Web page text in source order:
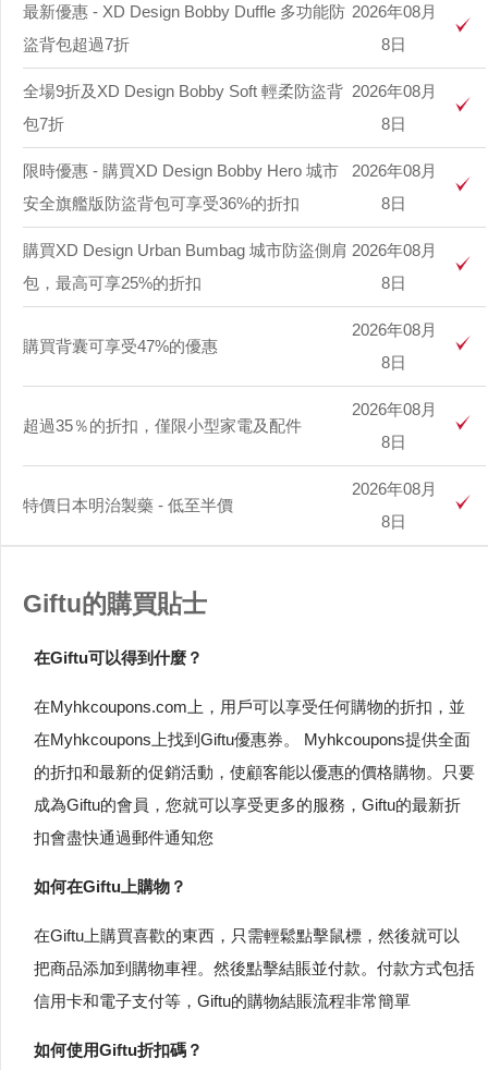
最新優惠 - XD Design Bobby Duffle 多功能防
盜背包超過7折
2026年08月
8日
全場9折及XD Design Bobby Soft 輕柔防盜背
包7折
2026年08月
8日
限時優惠 - 購買XD Design Bobby Hero 城市
安全旗艦版防盜背包可享受36%的折扣
2026年08月
8日
購買XD Design Urban Bumbag 城市防盜側肩
包，最高可享25%的折扣
2026年08月
8日
購買背囊可享受47%的優惠
2026年08月
8日
超過35％的折扣，僅限小型家電及配件
2026年08月
8日
特價日本明治製藥 - 低至半價
2026年08月
8日
Giftu的購買貼士
在Giftu可以得到什麼？
在Myhkcoupons.com上，用戶可以享受任何購物的折扣，並
在Myhkcoupons上找到Giftu優惠券。 Myhkcoupons提供全面
的折扣和最新的促銷活動，使顧客能以優惠的價格購物。只要
成為Giftu的會員，您就可以享受更多的服務，Giftu的最新折
扣會盡快通過郵件通知您
如何在Giftu上購物？
在Giftu上購買喜歡的東西，只需輕鬆點擊鼠標，然後就可以
把商品添加到購物車裡。然後點擊結賬並付款。付款方式包括
信用卡和電子支付等，Giftu的購物結賬流程非常簡單
如何使用Giftu折扣碼？